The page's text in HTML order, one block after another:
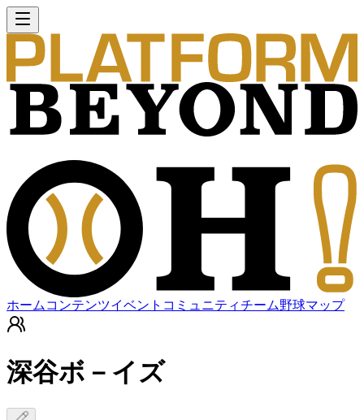
ホーム コンテンツイベント コミュニティチーム野球マップ
深谷ボ－イズ